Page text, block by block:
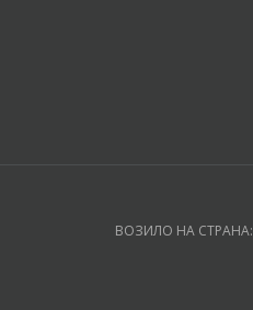
ВОЗИЛО НА СТРАНА: